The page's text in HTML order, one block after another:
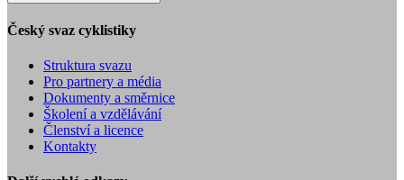
Český svaz cyklistiky
Struktura svazu
Pro partnery a média
Dokumenty a směrnice
Školení a vzdělávání
Členství a licence
Kontakty